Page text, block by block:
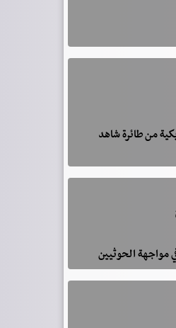
من طائرة شاهد
مواجهة الحوثيين